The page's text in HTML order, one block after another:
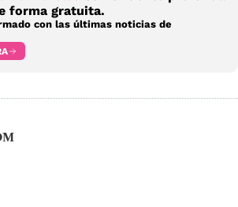
forma gratuita.
con las últimas noticias de